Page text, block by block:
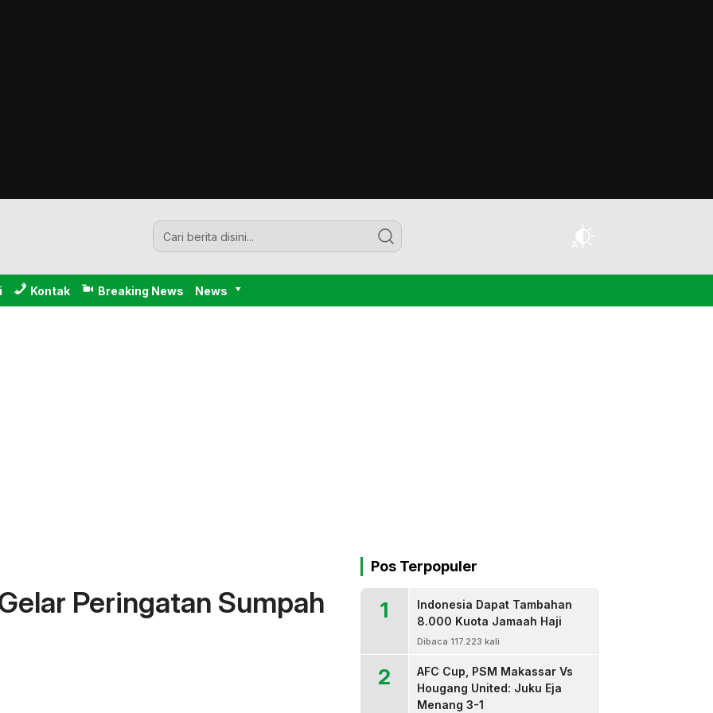
Kontak Breaking News News
Peringatan Sumpah
Pos Terpopuler
1
Indonesia Dapat Tambahan
8.000 Kuota Jamaah Haji
Dibaca 117.223 kali
2
AFC Cup, PSM Makassar Vs
Hougang United: Juku Eja
Menang 3-1